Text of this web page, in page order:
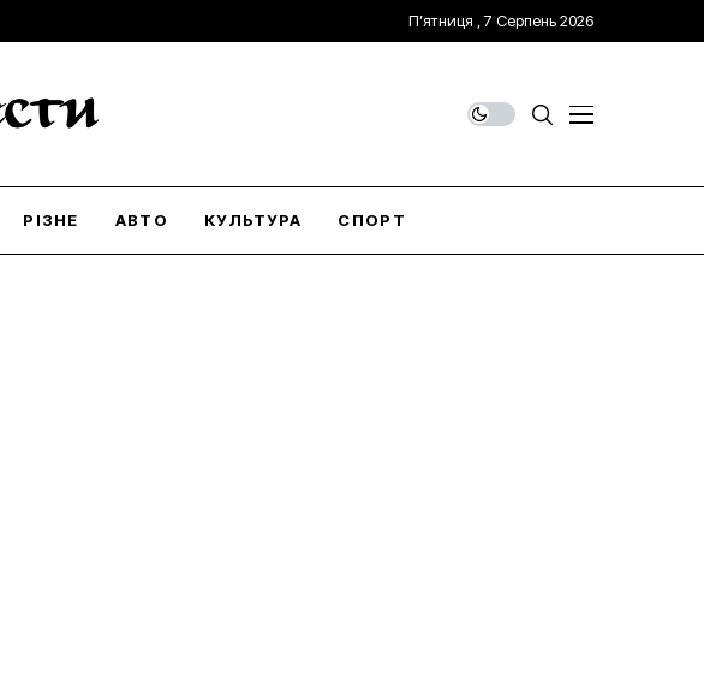
П’ятниця , 7 Серпень 2026
РІЗНЕ АВТО КУЛЬТУРА СПОРТ